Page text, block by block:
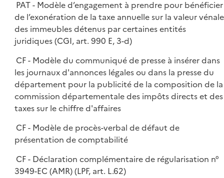
PAT - Modèle d’engagement à prendre pour bénéficier
de l’exonération de la taxe annuelle sur la valeur vénale
des immeubles détenus par certaines entités
juridiques (CGI, art. 990 E, 3-d)
CF - Modèle du communiqué de presse à insérer dans
les journaux d'annonces légales ou dans la presse du
département pour la publicité de la composition de la
commission départementale des impôts directs et des
taxes sur le chiffre d'affaires
CF - Modèle de procès-verbal de défaut de
présentation de comptabilité
CF - Déclaration complémentaire de régularisation n°
3949-EC (AMR) (LPF, art. L.62)